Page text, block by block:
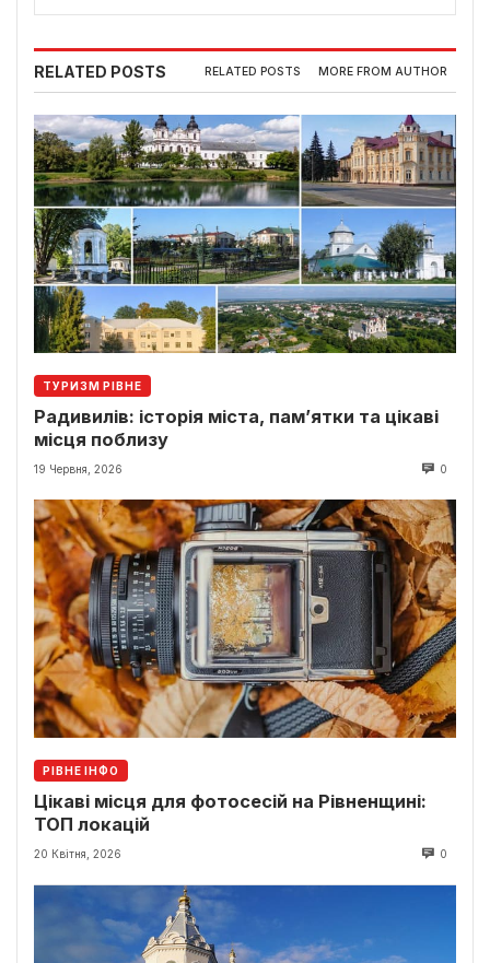
RELATED POSTS RELATED POSTS MORE FROM AUTHOR
ТУРИЗМ РІВНЕ
Радивилів: історія міста, пам’ятки та цікаві
місця поблизу
19 Червня, 2026 0
РІВНЕ ІНФО
Цікаві місця для фотосесій на Рівненщині:
ТОП локацій
20 Квітня, 2026 0